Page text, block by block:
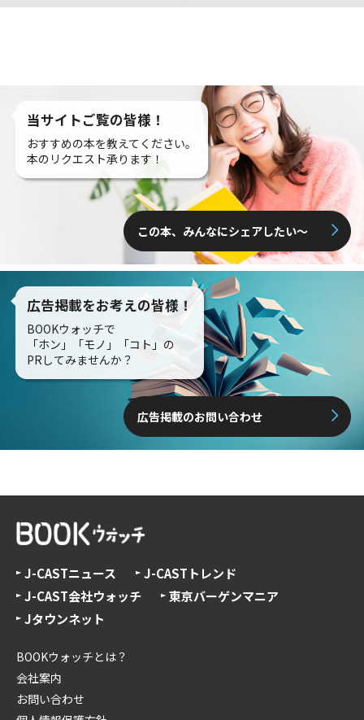
当サイトご覧の皆様！
おすすめの本を教えてください。
本のリクエスト承ります！
この本、みんなにシェアしたい〜
広告掲載をお考えの皆様！
BOOKウォッチで
「ホン」「モノ」「コト」の
PRしてみませんか？
広告掲載のお問い合わせ
J-CASTニュース
J-CASTトレンド
J-CAST会社ウォッチ
東京バーゲンマニア
Jタウンネット
BOOKウォッチとは？
会社案内
お問い合わせ